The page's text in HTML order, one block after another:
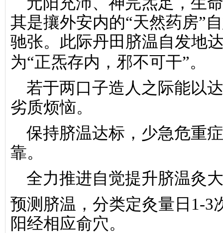
其是攘外安内的“天然药房”
驰张。此际丹田脐温自发地
为“正炁存内，邪不可干”。
若于两口子造人之际能以
劣质烦恼。
保持脐温达标，少急危重
靠。
全力推进自觉提升脐温灸
预测脐温，分类定灸量日 1-3
阳经相应俞穴。